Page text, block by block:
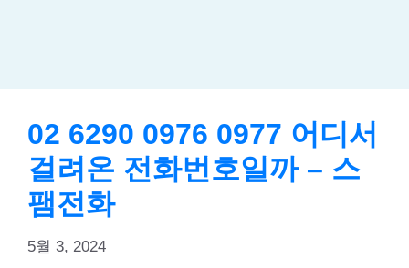
02 6290 0976 0977 어디서
걸려온 전화번호일까 – 스
팸전화
5월 3, 2024